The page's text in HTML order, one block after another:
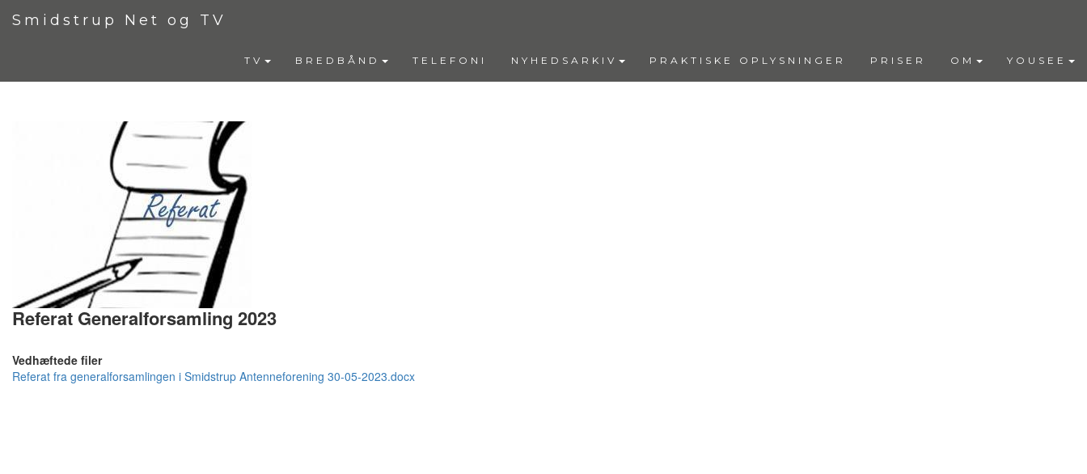
Smidstrup Net og TV
TV BREDBÅND TELEFONI NYHEDSARKIV PRAKTISKE OPLYSNINGER PRISER OM YOUSEE
Referat Generalforsamling 2023
Vedhæftede filer
Referat fra generalforsamlingen i Smidstrup Antenneforening 30-05-2023.docx